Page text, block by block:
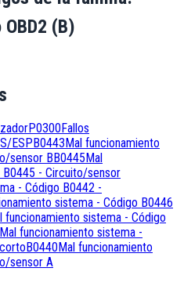
(B)
P0300 Fallos
ESP B0443 Mal funcionamiento
sensor B B0445 Mal
- Circuito/sensor
- Código B0442 -
sistema - Código B0446
funcionamiento sistema - Código
Mal funcionamiento sistema -
B0440 Mal funcionamiento
sensor A